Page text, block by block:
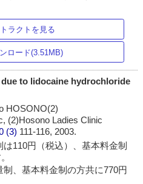
ラクトを見る
ロード(3.51MB)
to lidocaine hydrochloride
HOSONO(2)
(2)Hosono Ladies Clinic
(3) 111-116, 2003.
110円（税込）、基本料金制
、基本料金制の方共に770円